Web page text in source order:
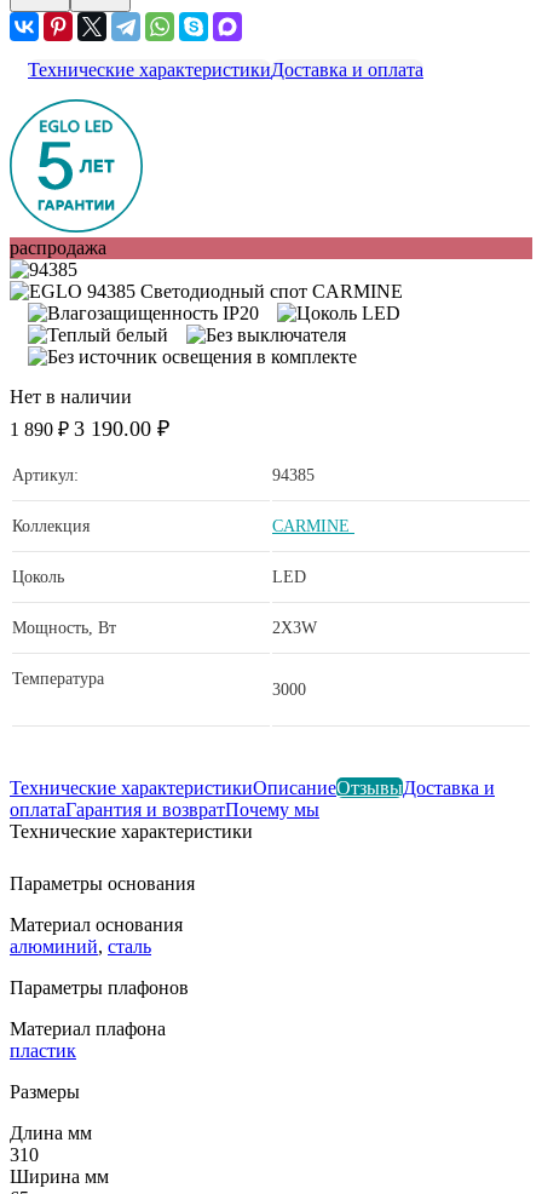
Технические характеристикиДоставка и оплата
распродажа
Нет в наличии
1 890 ₽ 3 190.00 ₽
Артикул: 94385
Коллекция CARMINE
Цоколь LED
Мощность, Вт 2X3W
Температура
3000
Технические характеристикиОписаниеОтзывыДоставка и
оплатаГарантия и возвратПочему мы
Технические характеристики
Параметры основания
Материал основания
алюминий, сталь
Параметры плафонов
Материал плафона
пластик
Размеры
Длина мм
310
Ширина мм